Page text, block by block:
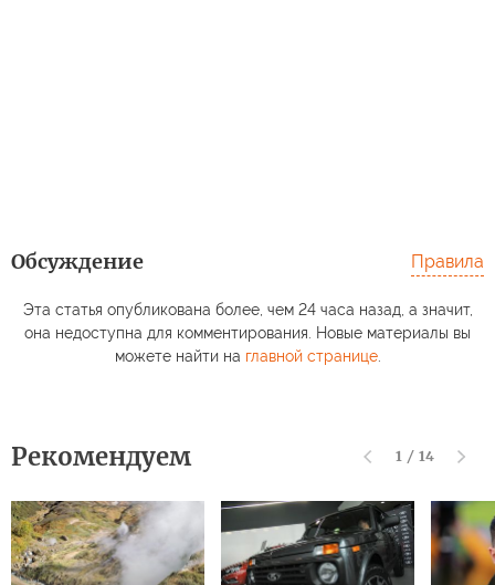
Обсуждение Правила
Эта статья опубликована более, чем 24 часа назад, а значит,
она недоступна для комментирования. Новые материалы вы
можете найти на главной странице.
Рекомендуем 1 / 14